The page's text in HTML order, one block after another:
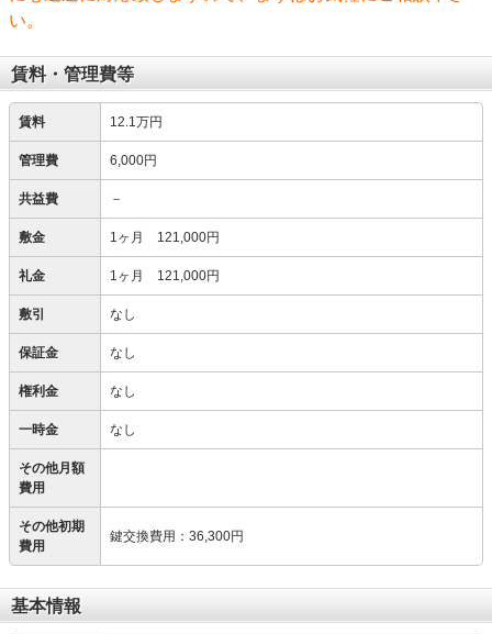
い。
賃料・管理費等
賃料 12.1万円
管理費 6,000円
共益費 －
敷金 1ヶ月 121,000円
礼金 1ヶ月 121,000円
敷引 なし
保証金 なし
権利金 なし
一時金 なし
その他月額
費用
その他初期
費用
鍵交換費用 ： 36,300円
基本情報